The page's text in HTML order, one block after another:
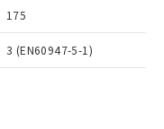
175
3 (EN60947-5-1)
、"個人情報
の「1.共同利
ている法人を
有証明書
基準）
有を証明す
を証明する